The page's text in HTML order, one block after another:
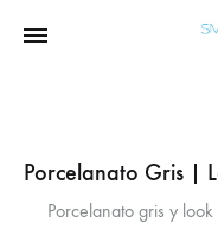
Porcelanato Gris |
Porcelanato gris y